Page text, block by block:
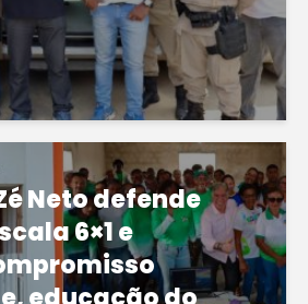
Neto defende
6×1 e